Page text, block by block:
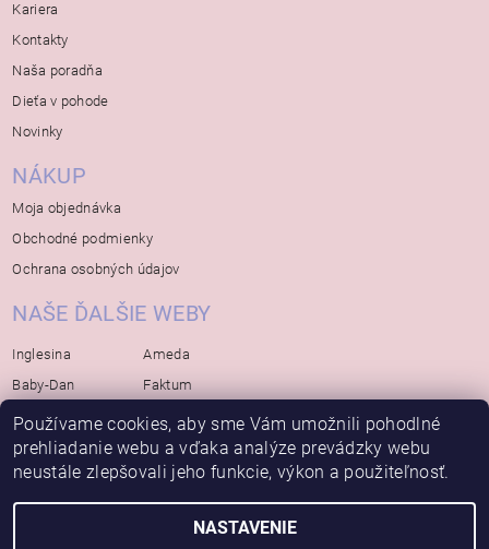
Kariera
Kontakty
Naša poradňa
Dieťa v pohode
Novinky
NÁKUP
Moja objednávka
Obchodné podmienky
Ochrana osobných údajov
NAŠE ĎALŠIE WEBY
Inglesina
Baby-Dan
Rialto
Bébé-Jou
Avova
Ameda
Faktum
Koelstra
Bambino-Mio
Používame cookies, aby sme Vám umožnili pohodlné
prehliadanie webu a vďaka analýze prevádzky webu
neustále zlepšovali jeho funkcie, výkon a použiteľnosť.
NASTAVENIE